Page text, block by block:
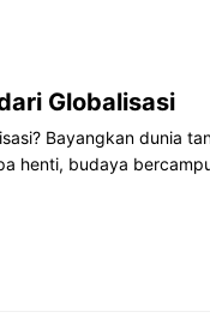
Globalisasi
Bayangkan dunia
henti, budaya